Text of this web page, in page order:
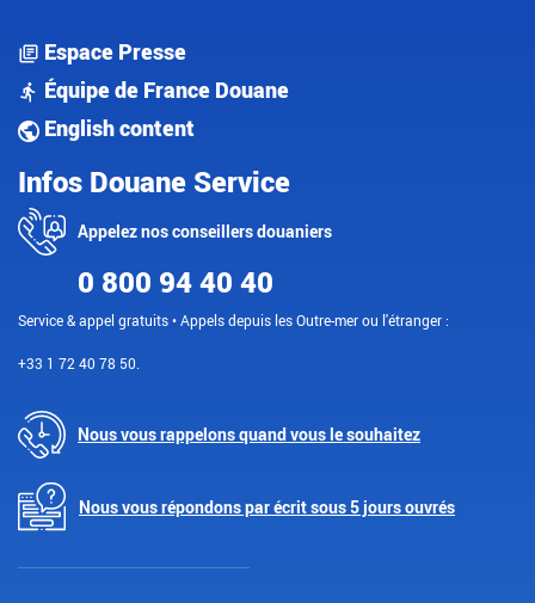
Espace Presse
Équipe de France Douane
English content
Infos Douane Service
Appelez nos conseillers douaniers
0 800 94 40 40
Service & appel gratuits • Appels depuis les Outre-mer ou l'étranger :
+33 1 72 40 78 50.
Nous vous rappelons quand vous le souhaitez
Nous vous répondons par écrit sous 5 jours ouvrés